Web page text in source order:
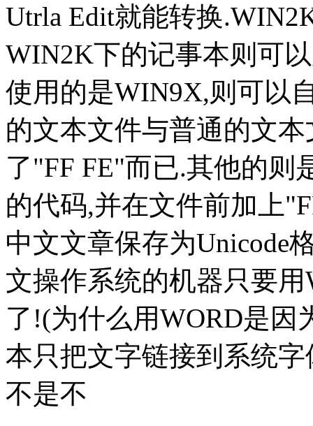
Utrla Edit就能转换
WIN2K下的记事本则可
使用的是WIN9X,则可以
的文本文件与普通的文
了"FF FE"而已.其他的则
的代码,并在文件前加上
中文文章保存为Unicode
文操作系统的机器只要
了!(为什么用WORD是因
本只把文字链接到系统
不是不